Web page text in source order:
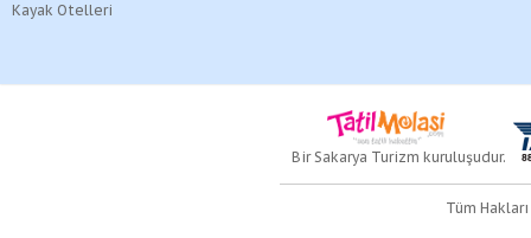
Kayak Otelleri
Bir Sakarya Turizm kuruluşudur.
Tüm